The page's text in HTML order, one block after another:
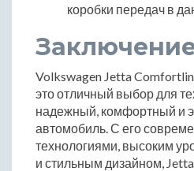
коробки передач в
Volkswagen Jetta
это отличный выбор для
надежный, комфортный и
автомобиль. С его
технологиями, высоким
и стильным дизайном,